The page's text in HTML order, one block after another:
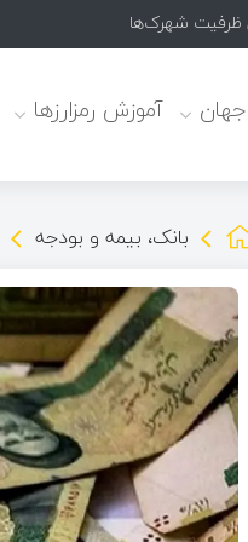
جهان آموزش رمزارزها
بانک، بیمه و بودجه